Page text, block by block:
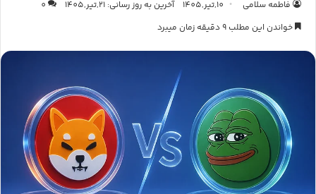
فاطمه سلامی 10,تیر,1405 آخرین به روز رسانی: 21,تیر,1405
0
خواندن این مطلب 9 دقیقه زمان میبرد